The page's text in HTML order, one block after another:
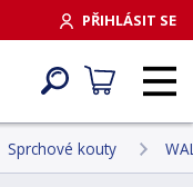
PŘIHLÁSIT SE
Sprchové kouty